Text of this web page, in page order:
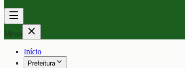
Menu
Início
Prefeitura